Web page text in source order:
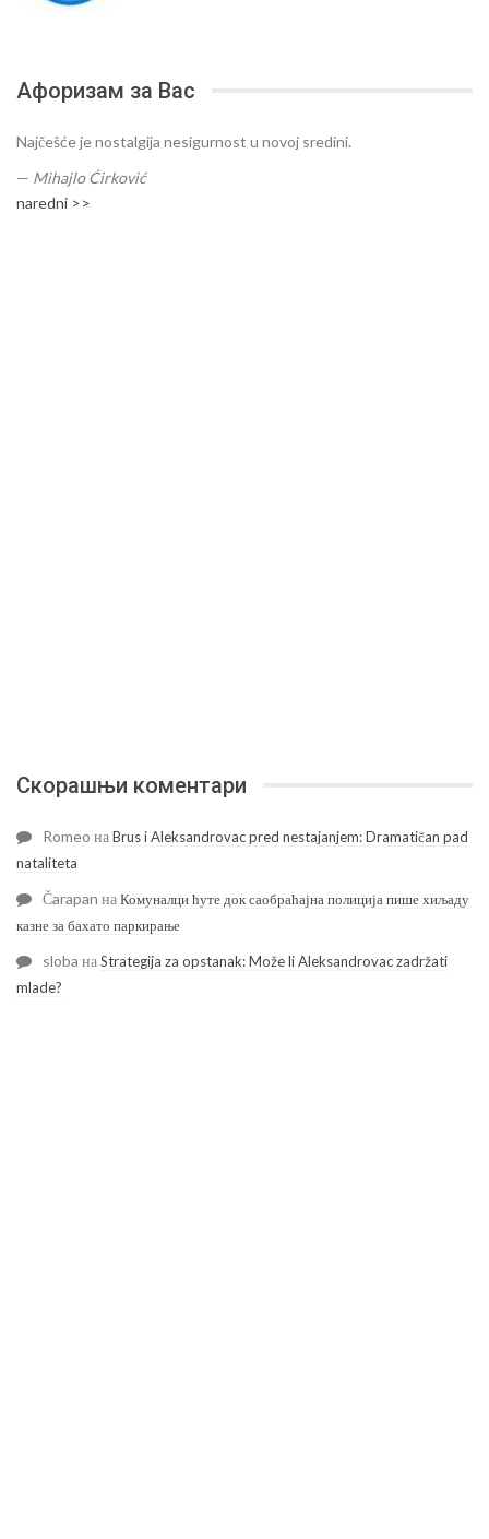
Афоризам за Вас
Najčešće je nostalgija nesigurnost u novoj sredini.
— Mihajlo Ćirković
naredni >>
Скорашњи коментари
Romeo наBrus i Aleksandrovac pred nestajanjem: Dramatičan pad
nataliteta
Čarapan наКомуналци ћуте док саобраћајна полиција пише хиљаду
казне за бахато паркирање
sloba наStrategija za opstanak: Može li Aleksandrovac zadržati
mlade?